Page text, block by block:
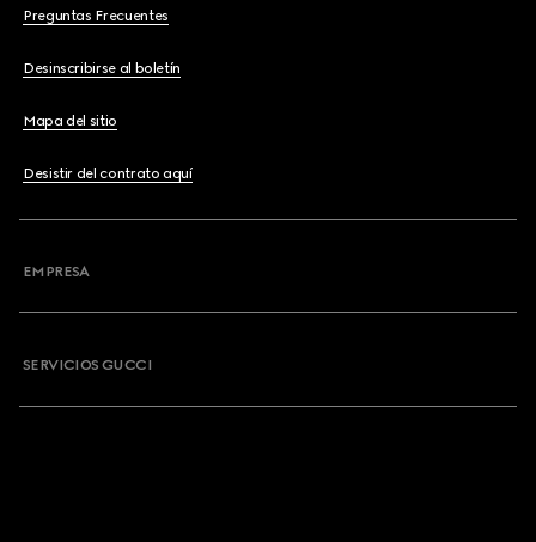
Preguntas Frecuentes
Desinscribirse al boletín
Mapa del sitio
Desistir del contrato aquí
EMPRESA
SERVICIOS GUCCI